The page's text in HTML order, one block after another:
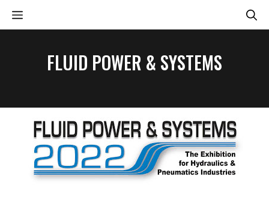
InhaltMENÜ
FLUID POWER & SYSTEMS